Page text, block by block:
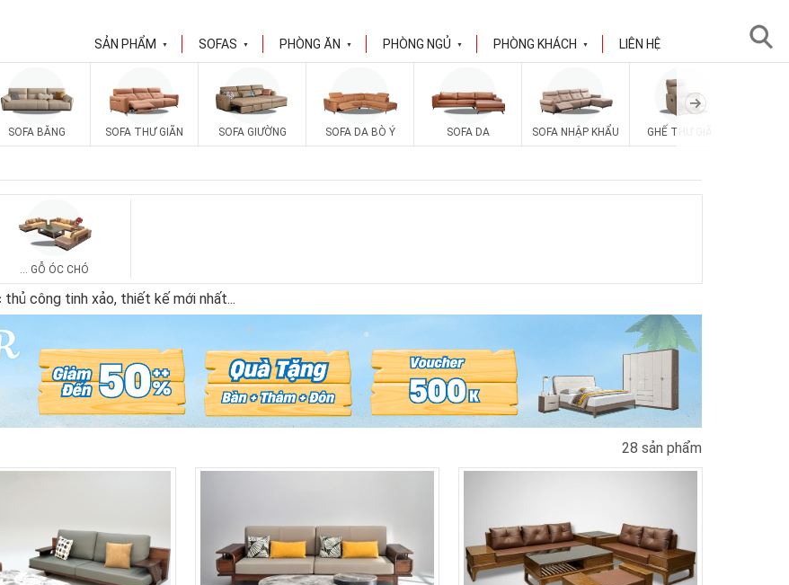
SẢN PHẨM ▼ SOFAS ▼ PHÒNG ĂN ▼ PHÒNG NGỦ ▼ PHÒNG KHÁCH ▼ LIÊN HỆ
SOFA BĂNG SOFA THƯ GIÃN SOFA GIƯỜNG SOFA DA BÒ Ý SOFA DA SOFA NHẬP KHẨU GHẾ THƯ GIÃN
... GỖ ÓC CHÓ
công tinh xảo, thiết kế mới nhất...
28 sản phẩm